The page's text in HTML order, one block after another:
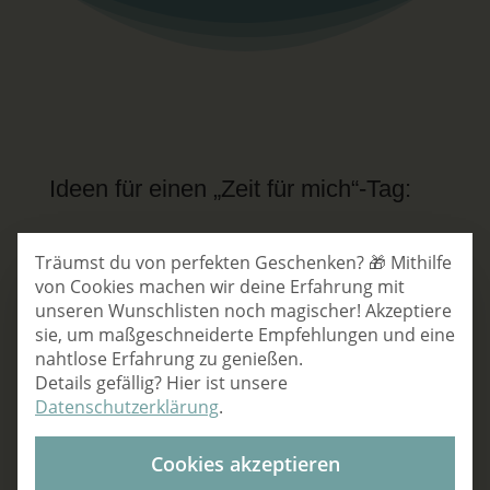
Ideen für einen „Zeit für mich“-Tag:
„Me-Time“-Block mit Übernahme von
Haushaltsaufgaben
Ein tolles Buch
Mini-Wellness-Retreat zuhause: Maske,
Tee, ruhige Musik, Duftkerzen
Meditation mit Musik
Datenschutz-
Träumst du von perfekten Geschenken? 🎁 Mithilfe
von Cookies machen wir deine Erfahrung mit
unseren Wunschlisten noch magischer! Akzeptiere
sie, um maßgeschneiderte Empfehlungen und eine
nahtlose Erfahrung zu genießen.
Details gefällig? Hier ist unsere
Datenschutzerklärung.
Cookies akzeptieren